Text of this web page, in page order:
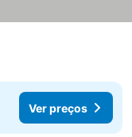
Ver preços